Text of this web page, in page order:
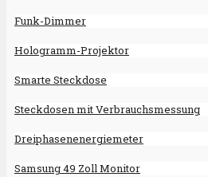
Funk-Dimmer
Hologramm-Projektor
Smarte Steckdose
Steckdosen mit Verbrauchsmessung
Dreiphasenenergiemeter
Samsung 49 Zoll Monitor